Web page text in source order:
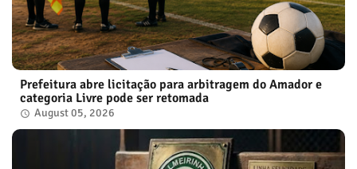
Prefeitura abre licitação para arbitragem do Amador e
categoria Livre pode ser retomada
August 05, 2026